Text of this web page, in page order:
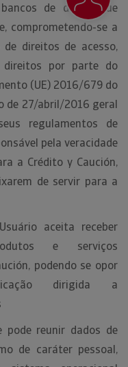
de dados que
comprometendo-se a
direitos de acesso,
direitos por parte do
(UE) 2016/679 do
de 27/abril/2016 geral
regulamentos de
pela veracidade
a Crédito y Caución,
de servir para a
aceita receber
e serviços
podendo se opor
dirigida a
pode reunir dados de
de caráter pessoal,